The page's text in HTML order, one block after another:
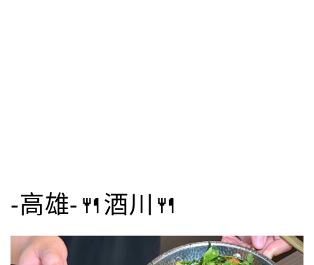
-高雄-🍴酒川🍴